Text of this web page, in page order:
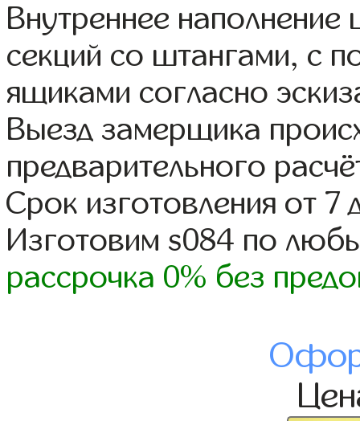
Внутреннее
секций со штангами, с
ящиками согласно
Выезд замерщика
предварительного
Срок изготовления от 7
Изготовим s084 по
рассрочка 0% без